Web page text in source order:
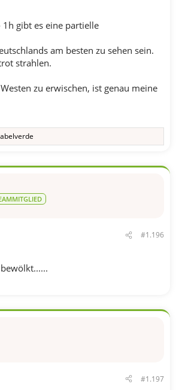
1h gibt es eine partielle
am besten zu sehen sein.
strahlen.
zu erwischen, ist genau meine
#1.196
#1.197